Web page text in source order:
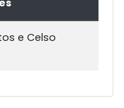
e Celso